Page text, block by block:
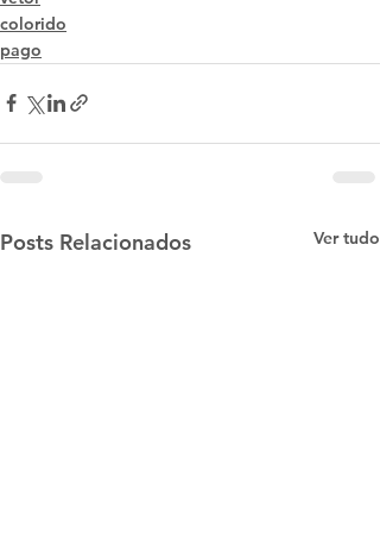
colorido
pago
Posts Relacionados Ver tudo